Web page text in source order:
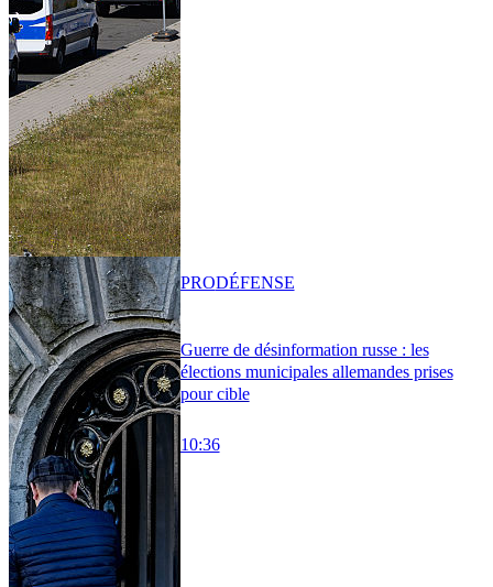
Guerre de désinformation russe : les
élections municipales allemandes prises
pour cible
10:36
PRODÉFENSE